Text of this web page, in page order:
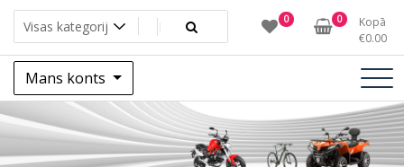
Sportbike
Sporting goods 0 0
Kopā
€0.00
Mans konts